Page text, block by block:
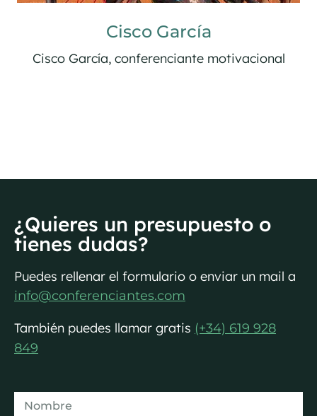
Teresa Perales
Teresa Perales, conferenciante motivacional
¿Quieres un presupuesto o
tienes dudas?
Puedes rellenar el formulario o enviar un mail a
info@conferenciantes.com
También puedes llamar gratis (+34) 619 928
849